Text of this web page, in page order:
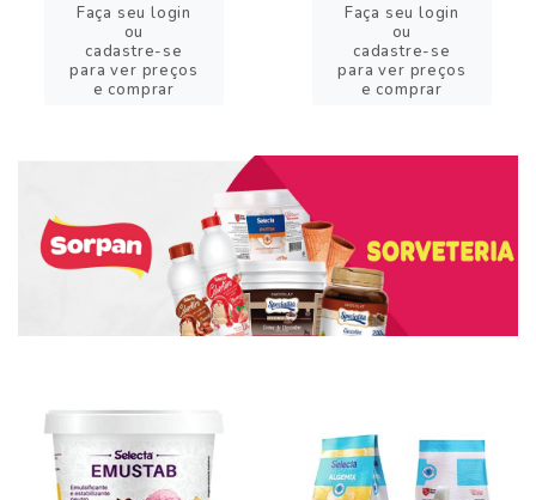
Faça seu login
ou
cadastre-se
para ver preços
e comprar
Faça seu login
ou
cadastre-se
para ver preços
e comprar